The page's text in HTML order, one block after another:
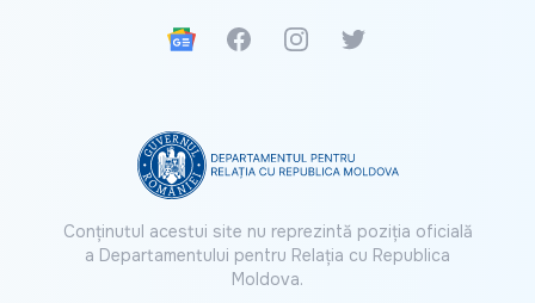
Google News
FacebookInstagramTwitter
Conținutul acestui site nu reprezintă poziția oficială
a Departamentului pentru Relația cu Republica
Moldova.